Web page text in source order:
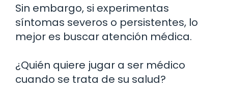
Sin embargo, si experimentas
síntomas severos o persistentes, lo
mejor es buscar atención médica.
¿Quién quiere jugar a ser médico
cuando se trata de su salud?